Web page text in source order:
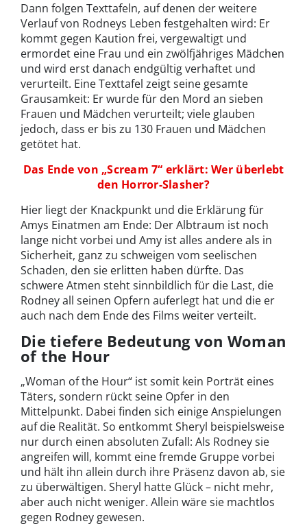
Dann folgen Texttafeln, auf denen der weitere
Verlauf von Rodneys Leben festgehalten wird: Er
kommt gegen Kaution frei, vergewaltigt und
ermordet eine Frau und ein zwölfjähriges Mädchen
und wird erst danach endgültig verhaftet und
verurteilt. Eine Texttafel zeigt seine gesamte
Grausamkeit: Er wurde für den Mord an sieben
Frauen und Mädchen verurteilt; viele glauben
jedoch, dass er bis zu 130 Frauen und Mädchen
getötet hat.
Das Ende von „Scream 7“ erklärt: Wer überlebt
den Horror-Slasher?
Hier liegt der Knackpunkt und die Erklärung für
Amys Einatmen am Ende: Der Albtraum ist noch
lange nicht vorbei und Amy ist alles andere als in
Sicherheit, ganz zu schweigen vom seelischen
Schaden, den sie erlitten haben dürfte. Das
schwere Atmen steht sinnbildlich für die Last, die
Rodney all seinen Opfern auferlegt hat und die er
auch nach dem Ende des Films weiter verteilt.
Die tiefere Bedeutung von Woman
of the Hour
„Woman of the Hour“ ist somit kein Porträt eines
Täters, sondern rückt seine Opfer in den
Mittelpunkt. Dabei finden sich einige Anspielungen
auf die Realität. So entkommt Sheryl beispielsweise
nur durch einen absoluten Zufall: Als Rodney sie
angreifen will, kommt eine fremde Gruppe vorbei
und hält ihn allein durch ihre Präsenz davon ab, sie
zu überwältigen. Sheryl hatte Glück – nicht mehr,
aber auch nicht weniger. Allein wäre sie machtlos
gegen Rodney gewesen.